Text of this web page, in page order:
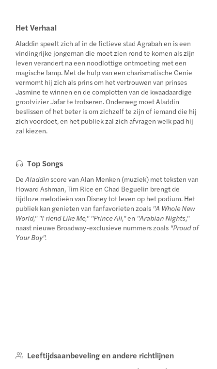
Het Verhaal
Aladdin speelt zich af in de fictieve stad Agrabah en is een
vindingrijke jongeman die moet zien rond te komen als zijn
leven verandert na een noodlottige ontmoeting met een
magische lamp. Met de hulp van een charismatische Genie
vermomt hij zich als prins om het vertrouwen van prinses
Jasmine te winnen en de complotten van de kwaadaardige
grootvizier Jafar te trotseren. Onderweg moet Aladdin
beslissen of het beter is om zichzelf te zijn of iemand die hij
zich voordoet, en het publiek zal zich afvragen welk pad hij
zal kiezen.
Top Songs
DeAladdinscore van Alan Menken (muziek) met teksten van
Howard Ashman, Tim Rice en Chad Beguelin brengt de
tijdloze melodieën van Disney tot leven op het podium. Het
publiek kan genieten van fanfavorieten zoals "A Whole New
World," "Friend Like Me," "Prince Ali,"en "Arabian Nights,"
naast nieuwe Broadway-exclusieve nummers zoals "Proud of
Your Boy".
Leeftijdsaanbeveling en andere richtlijnen